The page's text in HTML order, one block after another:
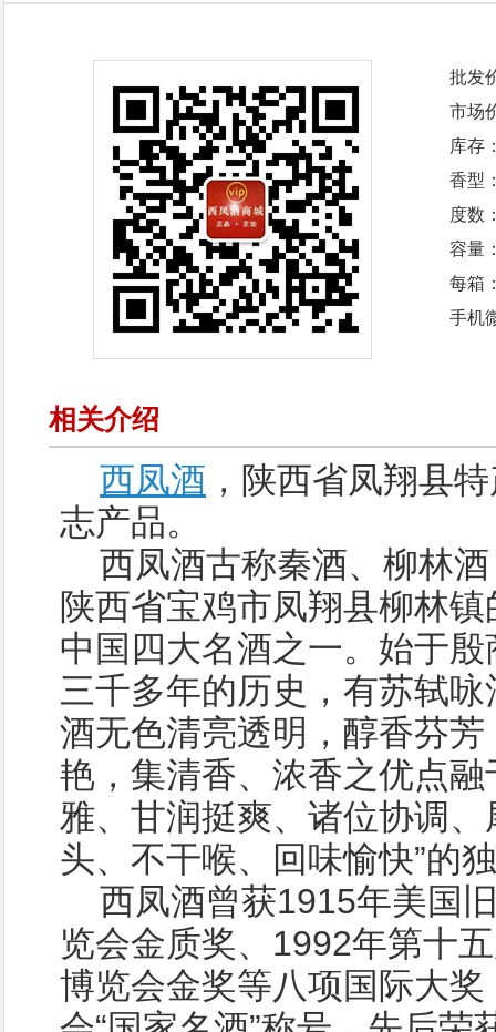
批发
市场
库存
香型
度数
容量
每箱
手机
相关介绍
西凤酒 ，陕西省凤翔县
志产品。
西凤酒古称秦酒、柳林酒
陕西省宝鸡市凤翔县柳林
中国四大名酒之一。始于
三千多年的历史，有苏轼
酒无色清亮透明，醇香芬
艳，集清香、浓香之优点融
雅、甘润挺爽、诸位协调、
头、不干喉、回味愉快”的
西凤酒曾获1915年美国
览会金质奖、1992年第十
博览会金奖等八项国际大